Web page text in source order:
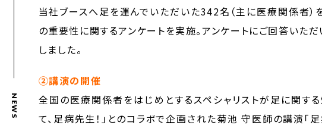
NEWS
当社ブースへ足を運んでいただいた342名（主に医療関係者）
の重要性に関するアンケートを実施。アンケートにご回答いただ
しました。
②講演の開催
全国の医療関係者をはじめとするスペシャリストが足に関す
て、足病先生！」とのコラボで企画された菊池 守医師の講演「足